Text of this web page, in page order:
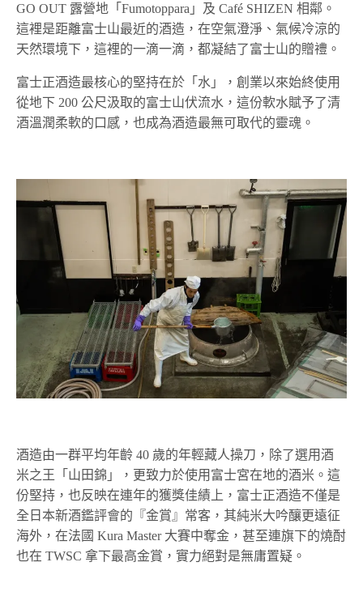
GO OUT 露營地「Fumotoppara」及 Café SHIZEN 相鄰。
這裡是距離富士山最近的酒造，在空氣澄淨、氣候冷涼的
天然環境下，這裡的一滴一滴，都凝結了富士山的贈禮。
富士正酒造最核心的堅持在於「水」，創業以來始終使用
從地下 200 公尺汲取的富士山伏流水，這份軟水賦予了清
酒溫潤柔軟的口感，也成為酒造最無可取代的靈魂。
酒造由一群平均年齡 40 歲的年輕藏人操刀，除了選用酒
米之王「山田錦」，更致力於使用富士宮在地的酒米。這
份堅持，也反映在連年的獲獎佳績上，富士正酒造不僅是
全日本新酒鑑評會的『金賞』常客，其純米大吟釀更遠征
海外，在法國 Kura Master 大賽中奪金，甚至連旗下的燒酎
也在 TWSC 拿下最高金賞，實力絕對是無庸置疑。